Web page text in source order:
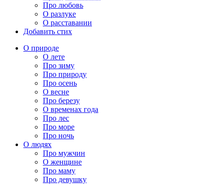
Про любовь
О разлуке
О расставании
Добавить стих
О природе
О лете
Про зиму
Про природу
Про осень
О весне
Про березу
О временах года
Про лес
Про море
Про ночь
О людях
Про мужчин
О женщине
Про маму
Про девушку